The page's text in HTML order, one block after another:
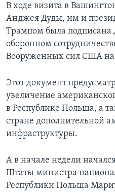
В ходе визита в
Анджея Дуды, им и
Трампом была подписана
оборонном
Вооруженных сил США
Этот документ
увеличение
в Республике Польша, а
стране дополнительной
инфраструктуры.
А в начале недели
Штаты министра
Республики Польша